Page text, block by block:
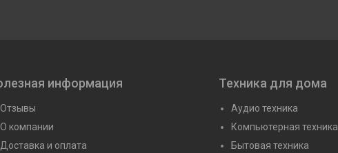
информация
Отзывы
О компании
Доставка и оплата
Техника для дома
Аудио техника
Компьютерная техника
Бытовая техника